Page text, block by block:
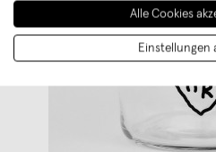
Alle Cookies
Einstellungen